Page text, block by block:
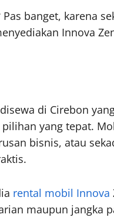
banget, karena
Innova
di Cirebon
yang tepat.
bisnis, atau
rental mobil Innova
maupun jangka